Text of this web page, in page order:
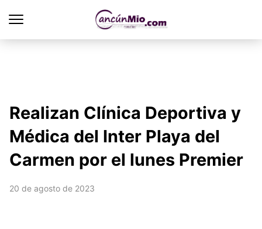
Realizan Clínica Deportiva y
Médica del Inter Playa del
Carmen por el lunes Premier
20 de agosto de 2023